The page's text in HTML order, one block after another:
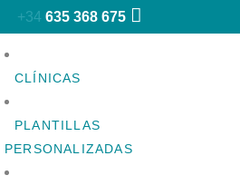
+34 635 368 675
CLÍNICAS
PLANTILLAS
PERSONALIZADAS